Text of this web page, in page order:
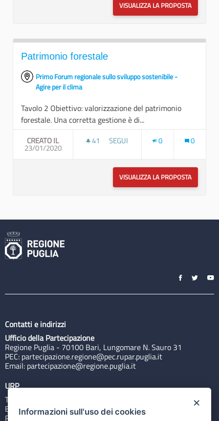
VISUALIZZA LA PROPOSTA
Patrimonio forestale
Primo Forum regionale sullo sviluppo sostenibile -
Agire per il clima
Tavolo 2 Obiettivo: valorizzazione del patrimonio
forestale. Una corretta gestione è di...
CREATO IL
23/01/2020
41 41 SOSTENITORI
SEGUI 0 0
VISUALIZZA LA PROPOSTA
Contatti e indirizzi
Ufficio della Partecipazione
Regione Puglia - 70100 Bari, Lungomare N. Sauro 31
PEC: partecipazione.regione@pec.rupar.puglia.it
Email: partecipazione@regione.puglia.it
URP
Tel: 800713939
Email:quiregione@regione.puglia.it
Rubrica
×
Informazioni sull'uso dei cookies